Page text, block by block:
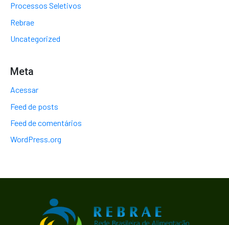
Processos Seletivos
Rebrae
Uncategorized
Meta
Acessar
Feed de posts
Feed de comentários
WordPress.org